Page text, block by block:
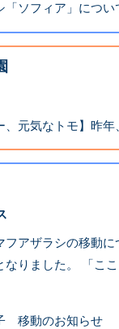
「ソフィア」につい
、元気なトモ】昨
フアザラシの移動
なりました。 「こ
移動のお知らせ